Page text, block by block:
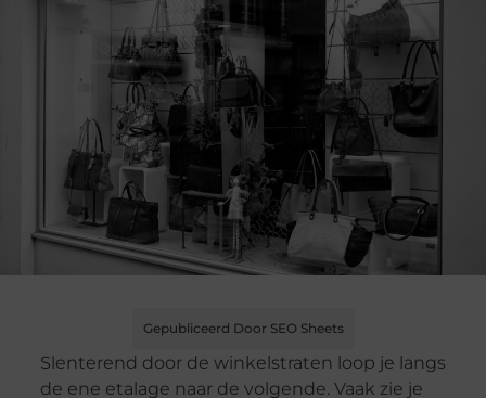
Gepubliceerd Door SEO Sheets
Slenterend door de winkelstraten loop je langs
de ene etalage naar de volgende. Vaak zie je